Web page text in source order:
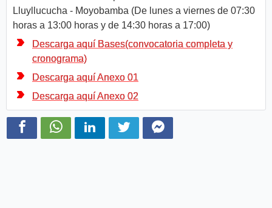
Lluyllucucha - Moyobamba (De lunes a viernes de 07:30
horas a 13:00 horas y de 14:30 horas a 17:00)
Descarga aquí Bases(convocatoria completa y
cronograma)
Descarga aquí Anexo 01
Descarga aquí Anexo 02